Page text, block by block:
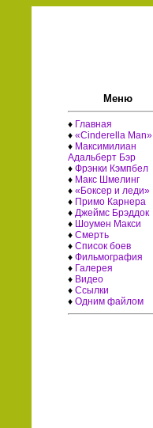
Меню
♦ Главная
♦«Cinderella Man»
♦ Максимилиан
Адальберт Бэр
♦Фрэнки Кэмпбел
♦ Макс Шмелинг
♦«Боксер и леди»
♦ Примо Карнера
♦ Джеймс Брэддок
♦ Шоумен Макси
♦Смерть
♦Список боев
♦Фильмография
♦ Галерея
♦ Видео
♦Ссылки
♦Одним файлом